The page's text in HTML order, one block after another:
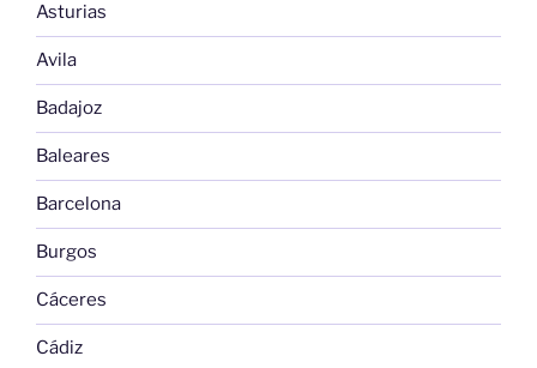
Asturias
Avila
Badajoz
Baleares
Barcelona
Burgos
Cáceres
Cádiz